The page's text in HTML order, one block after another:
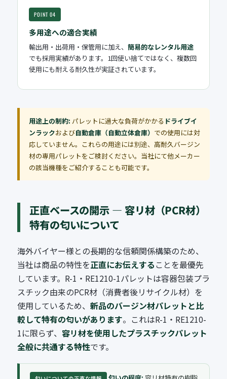
POINT 04
多用途への適合実績
輸出用・出荷用・保管用に加え、 簡易的なレンタル用途
でも採用実績があります。1回使い捨てではなく、複数回
使用にも耐える耐久性が実証されています。
用途上の制約: パレットに過大な負荷がかかる ドライブイ
ンラックおよび自動倉庫（自動立体倉庫） での使用には対
応していません。これらの用途には別途、高耐久バージン
材の専用パレットをご検討ください。当社にて他メーカー
の該当機種をご紹介することも可能です。
正直ベースの開示 — 容リ材（PCR材）
特有の匂いについて
海外バイヤー様との長期的な信頼関係構築のため、
当社は商品の特性を正直にお伝えする ことを最優先
しています。R-1・RE1210-1パレットは容器包装プラ
スチック由来のPCR材（消費者後リサイクル材）を
使用しているため、 新品のバージン材パレットと比
較して特有の匂いがあります。これはR-1・RE1210-
1に限らず、 容リ材を使用したプラスチックパレット
全般に共通する特性です。